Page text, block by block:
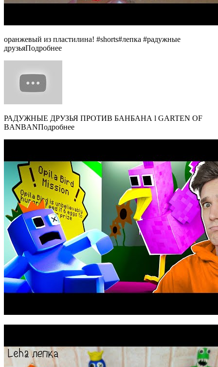
оранжевый из пластилина! #shorts#лепка #радужные
друзьяПодробнее
РАДУЖНЫЕ ДРУЗЬЯ ПРОТИВ БАНБАНА l GARTEN OF
BANBANПодробнее